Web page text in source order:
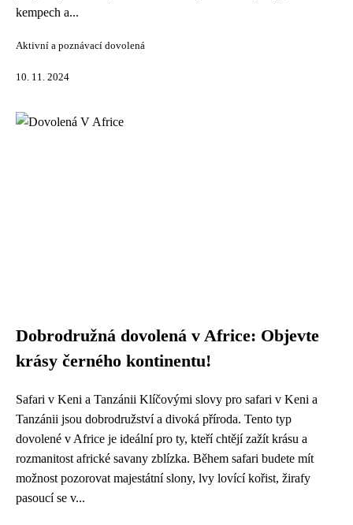
kempech a...
Aktivní a poznávací dovolená
10. 11. 2024
Dobrodružná dovolená v Africe: Objevte
krásy černého kontinentu!
Safari v Keni a Tanzánii Klíčovými slovy pro safari v Keni a
Tanzánii jsou dobrodružství a divoká příroda. Tento typ
dovolené v Africe je ideální pro ty, kteří chtějí zažít krásu a
rozmanitost africké savany zblízka. Během safari budete mít
možnost pozorovat majestátní slony, lvy lovící kořist, žirafy
pasoucí se v...